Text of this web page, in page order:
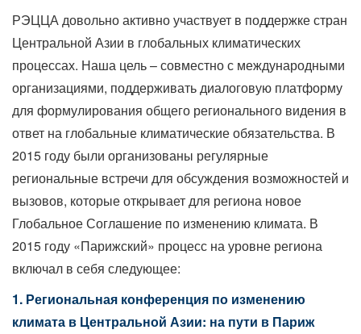
РЭЦЦА довольно активно участвует в поддержке стран
Центральной Азии в глобальных климатических
процессах. Наша цель – совместно с международными
организациями, поддерживать диалоговую платформу
для формулирования общего регионального видения в
ответ на глобальные климатические обязательства. В
2015 году были организованы регулярные
региональные встречи для обсуждения возможностей и
вызовов, которые открывает для региона новое
Глобальное Соглашение по изменению климата. В
2015 году «Парижский» процесс на уровне региона
включал в себя следующее:
1. Региональная конференция по изменению
климата в Центральной Азии: на пути в Париж